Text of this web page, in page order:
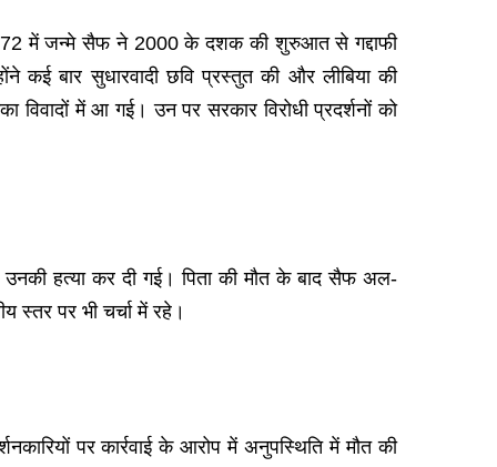
1972 में जन्मे सैफ ने 2000 के दशक की शुरुआत से गद्दाफी
कई बार सुधारवादी छवि प्रस्तुत की और लीबिया की
में आ गई। उन पर सरकार विरोधी प्रदर्शनों को
उनकी हत्या कर दी गई। पिता की मौत के बाद सैफ अल-
स्तर पर भी चर्चा में रहे।
पर कार्रवाई के आरोप में अनुपस्थिति में मौत की